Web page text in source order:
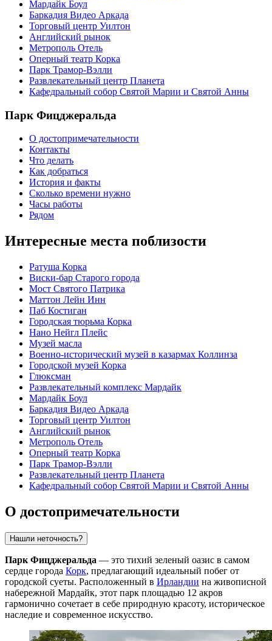
Мардайк Боул
Баркадия Видео Аркада
Торговый центр Уилтон
Английский рынок
Метрополь Отель
Оперный театр Корка
Парк Трамор-Вэлли
Развлекательный центр Планета
Кафедральный собор Святой Марии и Святой Анны
Парк Фицджеральда
О достопримечательности
Контакты
Что делать
Как добраться
История и факты
Сколько времени нужно
Часы работы
Рядом
Интересные места поблизости
Ратуша Корка
Виски-бар Старого города
Мост Святого Патрика
Маттон Лейн Инн
Паб Костиган
Городская тюрьма Корка
Нано Нейгл Плейс
Музей масла
Военно-исторический музей в казармах Коллинза
Городской музей Корка
Глюксман
Развлекательный комплекс Мардайк
Мардайк Боул
Баркадия Видео Аркада
Торговый центр Уилтон
Английский рынок
Метрополь Отель
Оперный театр Корка
Парк Трамор-Вэлли
Развлекательный центр Планета
Кафедральный собор Святой Марии и Святой Анны
О достопримечательности
Нашли неточность?
Парк Фицджеральда — это тихий зеленый оазис в самом
сердце города Корк, предлагающий идеальный побег от
городской суеты. Расположенный в Ирландии на живописной
набережной Мардайк, этот парк площадью 12 акров
гармонично сочетает в себе природную красоту, историческое
наследие и современное искусство.